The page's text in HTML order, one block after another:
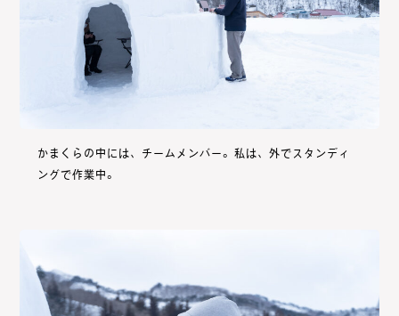
かまくらの中には、チームメンバー。私は、外でスタンディ
ングで作業中。